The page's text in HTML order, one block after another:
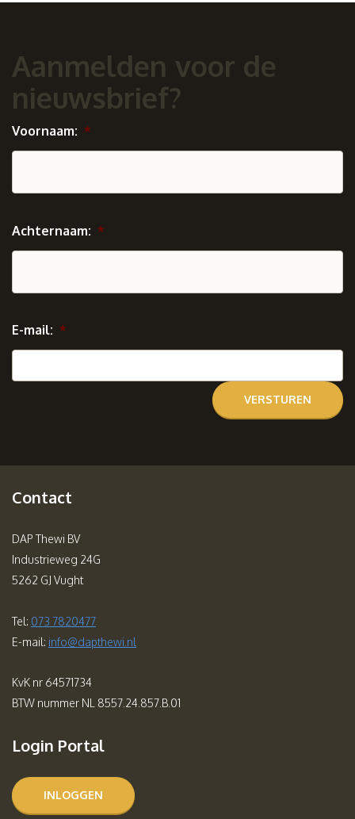
Aanmelden voor de
nieuwsbrief?
Voornaam: *
Achternaam: *
E-mail: *
Contact
DAP Thewi BV
Industrieweg 24G
5262 GJ Vught
Tel: 073 7820477
E-mail: info@dapthewi.nl
KvK nr 64571734
BTW nummer NL 8557.24.857.B.01
Login Portal
INLOGGEN